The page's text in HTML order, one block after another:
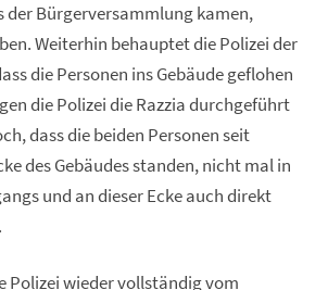
der Bürgerversammlung kamen,
Weiterhin behauptet die Polizei der
die Personen ins Gebäude geflohen
die Polizei die Razzia durchgeführt
dass die beiden Personen seit
des Gebäudes standen, nicht mal in
und an dieser Ecke auch direkt
Polizei wieder vollständig vom